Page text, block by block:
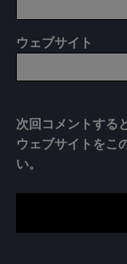
ウェブサイト
次回コメントする
ウェブサイトをこ
い。